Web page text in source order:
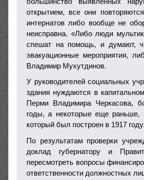
открытием, все они
интернатов либо вообще не
неисправна. «Либо люди
спешат на помощь, и думают,
эвакуационные мероприятия,
Владимир Мухутдинов.
У руководителей социальных
здания нуждаются в
Перми Владимира Черкасова,
годы, а некоторые еще раньше,
который был построен в 1917 году.
По результатам проверки
доклад губернатору и
пересмотреть вопросы
ответственности должностных